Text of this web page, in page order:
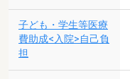
子ども・学生等医療
費助成<入院>自己負
担